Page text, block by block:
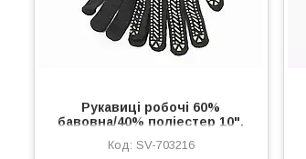
Рукавиці робочі 60%
бавовна/40% поліестер 10",
ПВХ точка (SP-0136),
SV-703216